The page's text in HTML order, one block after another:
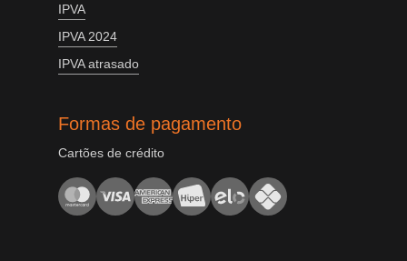
IPVA
IPVA 2024
IPVA atrasado
Formas de pagamento
Cartões de crédito